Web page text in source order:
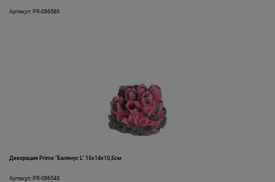
Артикул: PR-086586
Декорация Prime "Балянус L" 15х14х10,5см
Артикул: PR-086548